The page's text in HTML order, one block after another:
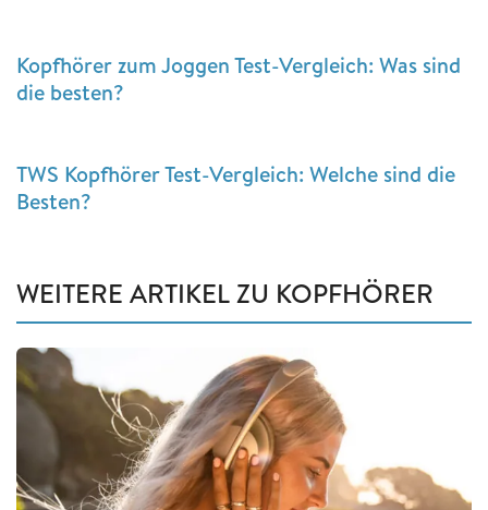
Kopfhörer zum Joggen Test-Vergleich: Was sind
die besten?
TWS Kopfhörer Test-Vergleich: Welche sind die
Besten?
WEITERE ARTIKEL ZU KOPFHÖRER